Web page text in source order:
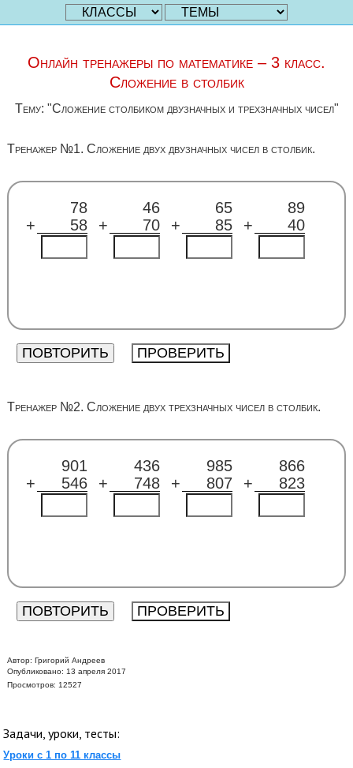
Онлайн тренажеры по математике – 3 класс.
Сложение в столбик
Тему: "Сложение столбиком двузначных и трехзначных чисел"
Тренажер №1. Сложение двух двузначных чисел в столбик.
78 46 65
89
+
58 + 70 + 85 + 40
Тренажер №2. Сложение двух трехзначных чисел в столбик.
901 436 985
866
+
546 + 748 + 807 + 823
Автор: Григорий Андреев
Опубликовано: 13 апреля 2017
Просмотров: 12527
Задачи, уроки, тесты:
Уроки с 1 по 11 классы